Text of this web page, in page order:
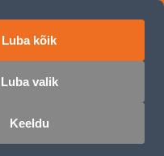
Luba kõik
Luba valik
Keeldu